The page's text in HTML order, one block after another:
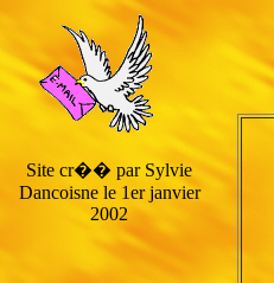
Site cr�� par Sylvie
Dancoisne le 1er janvier
2002